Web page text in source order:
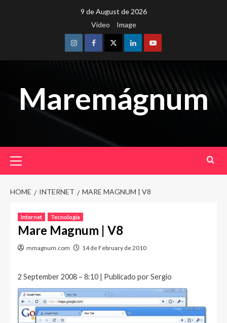
9 de August de 2026
Video
Image
InstagramFacebookTwitterLinkedinYoutube
Maremágnum
Menu
HOME INTERNET MARE MAGNUM | V8
Internet Tecnología
Mare Magnum | V8
mmagnum.com 14 de February de 2010
2 September 2008 – 8:10 | Publicado por Sergio